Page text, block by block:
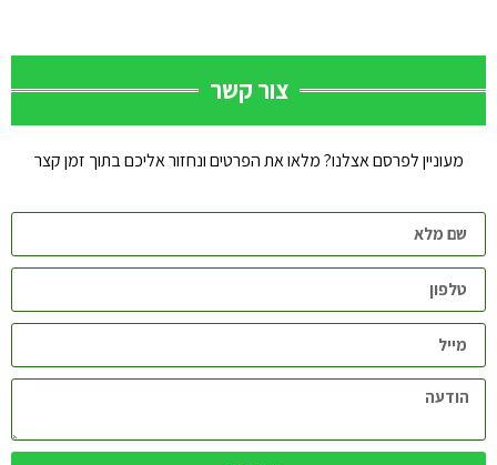
צור קשר
מעוניין לפרסם אצלנו? מלאו את הפרטים ונחזור אליכם בתוך זמן קצר